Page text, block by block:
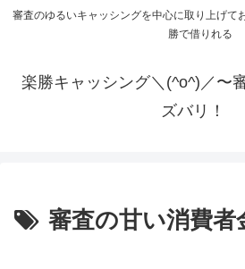
審査のゆるいキャッシングを中心に取り上げて
勝で借りれる
楽勝キャッシング＼(^o^)／〜
ズバリ！
審査の甘い消費者